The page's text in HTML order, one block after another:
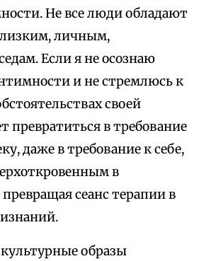
Не все люди обладают
личным,
Если я не осознаю
и не стремлюсь к
своей
превратиться в требование
даже в требование к себе,
в
сеанс терапии в
образы